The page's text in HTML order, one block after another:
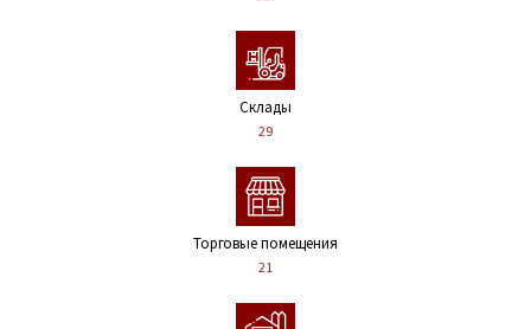
Склады
29
Торговые помещения
21